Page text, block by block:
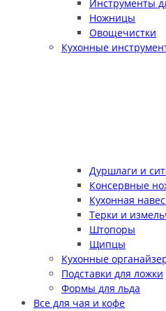
Инструменты
Ножницы
Овощечистки
Кухонные
Дуршлаги и
Консервные
Кухонная
Терки и
Штопоры
Щипцы
Кухонные
Подставки для ложки
Формы для льда
Все для чая и кофе